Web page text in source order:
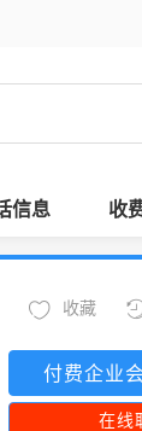
信息 收
收藏
付费企业
在线